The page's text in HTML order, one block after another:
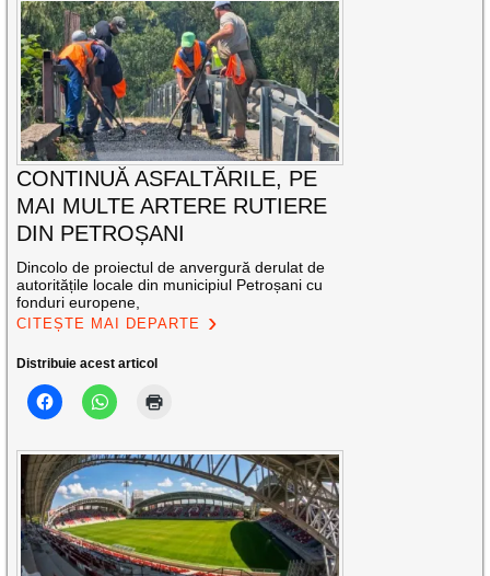
CONTINUĂ ASFALTĂRILE, PE
MAI MULTE ARTERE RUTIERE
DIN PETROȘANI
Dincolo de proiectul de anvergură derulat de
autoritățile locale din municipiul Petroșani cu
fonduri europene,
CITEȘTE MAI DEPARTE
Distribuie acest articol